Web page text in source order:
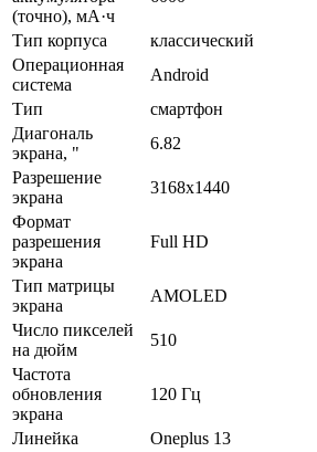
(точно), мА·ч
Тип корпуса
классический
Операционная
система
Android
Тип
смартфон
Диагональ
экрана, "
6.82
Разрешение
экрана
3168x1440
Формат
разрешения
экрана
Full HD
Тип матрицы
экрана
AMOLED
Число пикселей
на дюйм
510
Частота
обновления
экрана
120 Гц
Линейка
Oneplus 13